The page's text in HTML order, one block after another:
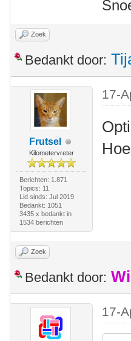
Zoek
Bedankt door:
Frutsel
Kilometervreter
Berichten: 1.871
Topics: 11
Lid sinds: Jul 2019
Bedankt: 1051
3435 x bedankt in
1534 berichten
17-
Zoek
Bedankt door:
17-